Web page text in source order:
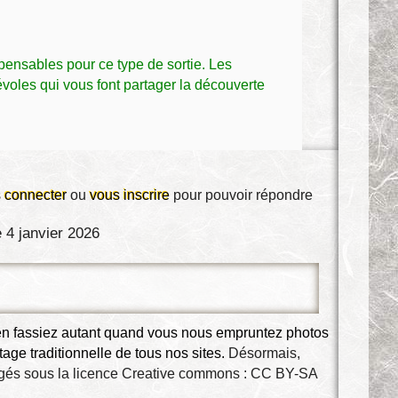
pour ce type de sortie. Les
qui vous font partager la découverte
connecter ouvous inscrire pour pouvoir répondre
4 janvier 2026
fassiez autant quand vous nous empruntez photos
traditionnelle de tous nos sites. Désormais,
sous la licence Creative commons : CC BY-SA